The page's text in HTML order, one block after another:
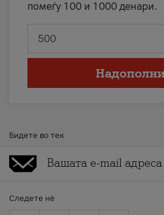
помеѓу 100 и 1000 денари.
Бидете во тек
Следете нè